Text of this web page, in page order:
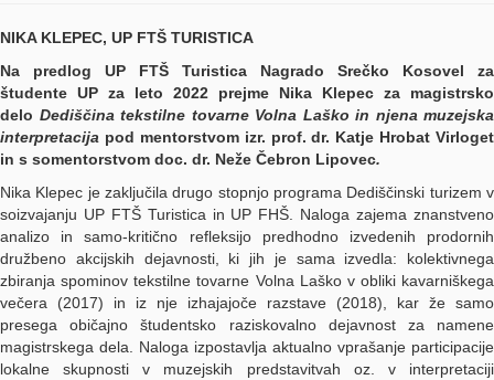
NIKA KLEPEC, UP FTŠ TURISTICA
Na predlog UP FTŠ Turistica Nagrado Srečko Kosovel za
študente UP za leto 2022 prejme Nika Klepec za magistrsko
delo Dediščina tekstilne tovarne Volna Laško in njena muzejska
interpretacija pod mentorstvom izr. prof. dr. Katje Hrobat Virloget
in s somentorstvom doc. dr. Neže Čebron Lipovec.
Nika Klepec je zaključila drugo stopnjo programa Dediščinski turizem v
soizvajanju UP FTŠ Turistica in UP FHŠ. Naloga zajema znanstveno
analizo in samo-kritično refleksijo predhodno izvedenih prodornih
družbeno akcijskih dejavnosti, ki jih je sama izvedla: kolektivnega
zbiranja spominov tekstilne tovarne Volna Laško v obliki kavarniškega
večera (2017) in iz nje izhajajoče razstave (2018), kar že samo
presega običajno študentsko raziskovalno dejavnost za namene
magistrskega dela. Naloga izpostavlja aktualno vprašanje participacije
lokalne skupnosti v muzejskih predstavitvah oz. v interpretaciji